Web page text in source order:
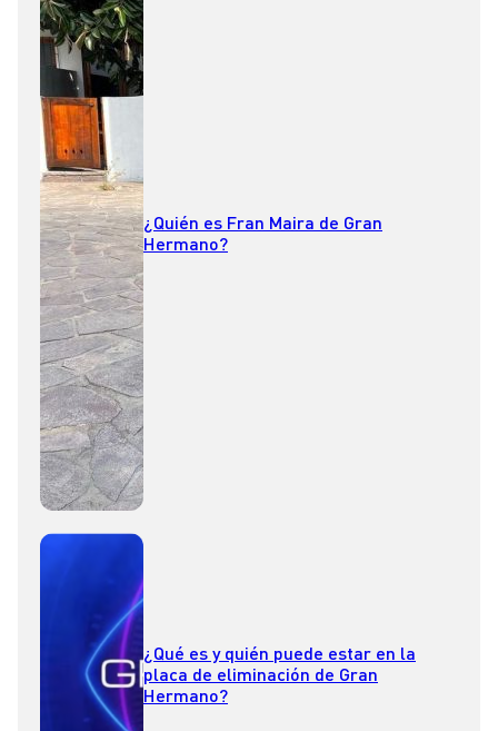
¿Quién es Fran Maira de Gran
Hermano?
¿Qué es y quién puede estar en la
placa de eliminación de Gran
Hermano?